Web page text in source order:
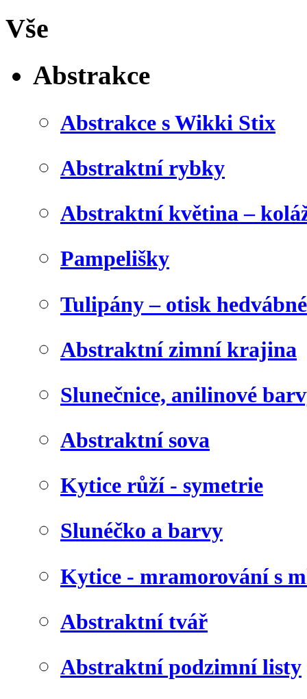
Vše
Abstrakce
Abstrakce s Wikki Stix
Abstraktní rybky
Abstraktní květina –
Pampelišky
Tulipány – otisk
Abstraktní zimní krajina
Slunečnice, anilinové
Abstraktní sova
Kytice růží - symetrie
Slunéčko a barvy
Kytice - mramorování s
Abstraktní tvář
Abstraktní podzimní listy